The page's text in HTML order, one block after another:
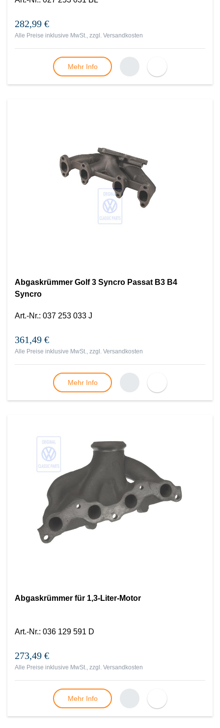
282,99 €
Alle Preise inklusive MwSt., zzgl. Versandkosten
Mehr Info
Abgaskrümmer Golf 3 Syncro Passat B3 B4
Syncro
Art.-Nr.: 037 253 033 J
361,49 €
Alle Preise inklusive MwSt., zzgl. Versandkosten
Mehr Info
Abgaskrümmer für 1,3-Liter-Motor
Art.-Nr.: 036 129 591 D
273,49 €
Alle Preise inklusive MwSt., zzgl. Versandkosten
Mehr Info